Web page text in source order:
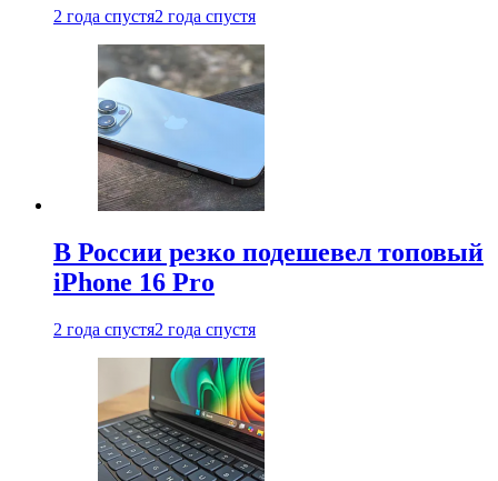
2 года спустя2 года спустя
В России резко подешевел топовый
iPhone 16 Pro
2 года спустя2 года спустя